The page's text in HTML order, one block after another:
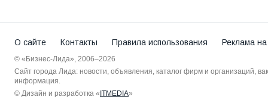
О сайте Контакты Правила использования Реклама
© «Бизнес-Лида», 2006–2026
Сайт города Лида: новости, объявления, каталог фирм и организаций,
информация.
© Дизайн и разработка « ITMEDIA»